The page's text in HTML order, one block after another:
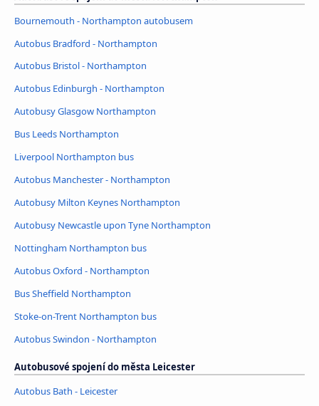
Bournemouth - Northampton autobusem
Autobus Bradford - Northampton
Autobus Bristol - Northampton
Autobus Edinburgh - Northampton
Autobusy Glasgow Northampton
Bus Leeds Northampton
Liverpool Northampton bus
Autobus Manchester - Northampton
Autobusy Milton Keynes Northampton
Autobusy Newcastle upon Tyne Northampton
Nottingham Northampton bus
Autobus Oxford - Northampton
Bus Sheffield Northampton
Stoke-on-Trent Northampton bus
Autobus Swindon - Northampton
Autobusové spojení do města Leicester
Autobus Bath - Leicester